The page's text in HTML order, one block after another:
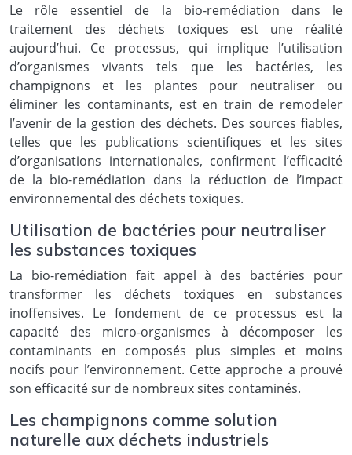
Le rôle essentiel de la bio-remédiation dans le
traitement des déchets toxiques est une réalité
aujourd’hui. Ce processus, qui implique l’utilisation
d’organismes vivants tels que les bactéries, les
champignons et les plantes pour neutraliser ou
éliminer les contaminants, est en train de remodeler
l’avenir de la gestion des déchets. Des sources fiables,
telles que les publications scientifiques et les sites
d’organisations internationales, confirment l’efficacité
de la bio-remédiation dans la réduction de l’impact
environnemental des déchets toxiques.
Utilisation de bactéries pour neutraliser
les substances toxiques
La bio-remédiation fait appel à des bactéries pour
transformer les déchets toxiques en substances
inoffensives. Le fondement de ce processus est la
capacité des micro-organismes à décomposer les
contaminants en composés plus simples et moins
nocifs pour l’environnement. Cette approche a prouvé
son efficacité sur de nombreux sites contaminés.
Les champignons comme solution
naturelle aux déchets industriels